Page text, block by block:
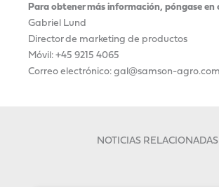
Para obtener más información, póngase
Gabriel Lund
Director de marketing de productos
Móvil: +45 9215 4065
Correo electrónico: gal@samson-agro.com
NOTICIAS RELACIONADAS